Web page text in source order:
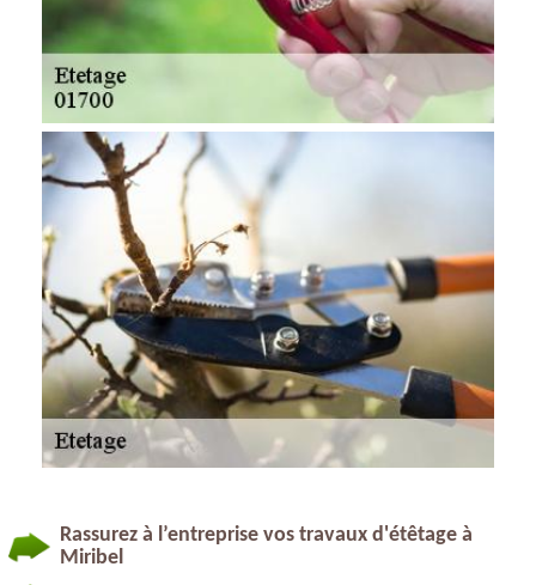
Rassurez à l’entreprise vos travaux d'étêtage à
Miribel